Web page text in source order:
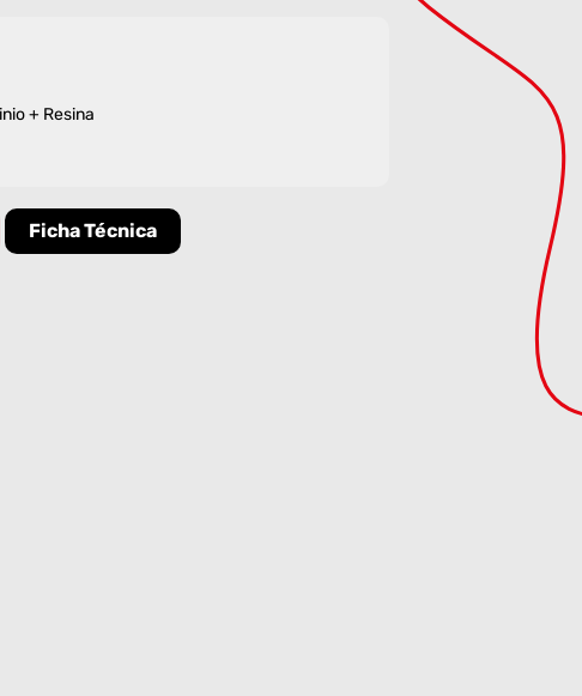
+ Resina
Ficha Técnica